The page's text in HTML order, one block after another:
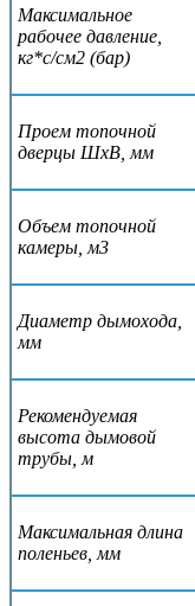
Максимальное
рабочее давление,
кг*с/см2 (бар)
Проем топочной
дверцы ШхВ, мм
Объем топочной
камеры, м3
Диаметр дымохода,
мм
Рекомендуемая
высота дымовой
трубы, м
Максимальная длина
поленьев, мм